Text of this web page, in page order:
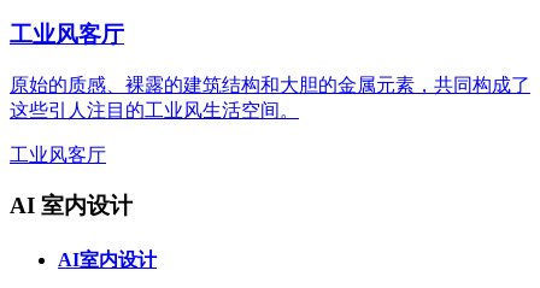
工业风客厅
原始的质感、裸露的建筑结构和大胆的金属元素，共同构成了
这些引人注目的工业风生活空间。
工业风客厅
AI 室内设计
AI室内设计